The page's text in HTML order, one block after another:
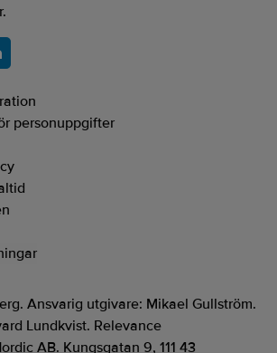
personuppgifter
Ansvarig utgivare: Mikael Gullström.
Lundkvist. Relevance
AB. Kungsgatan 9, 111 43